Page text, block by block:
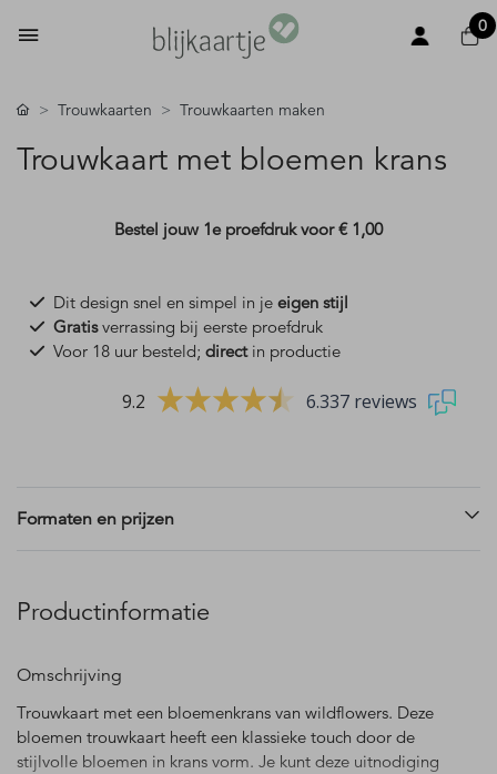
0
Trouwkaarten Trouwkaarten maken
Trouwkaart met bloemen krans
Bestel jouw 1e proefdruk voor€ 1,00
Dit design snel en simpel in je eigen stijl
Gratisverrassing bij eerste proefdruk
Voor 18 uur besteld; directin productie
9.2 6.337 reviews
Formaten en prijzen
Productinformatie
Omschrijving
Trouwkaart met een bloemenkrans van wildflowers. Deze
bloemen trouwkaart heeft een klassieke touch door de
stijlvolle bloemen in krans vorm. Je kunt deze uitnodiging